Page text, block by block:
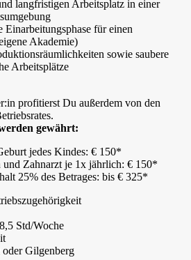
langfristigen Arbeitsplatz in einer
für einen
Akademie)
sowie saubere
Arbeitsplätze
profitierst Du außerdem von den
gewährt:
jedes Kindes: € 150*
und Zahnarzt je 1x jährlich: € 150*
25% des Betrages: bis € 325*
Std/Woche
oder Gilgenberg